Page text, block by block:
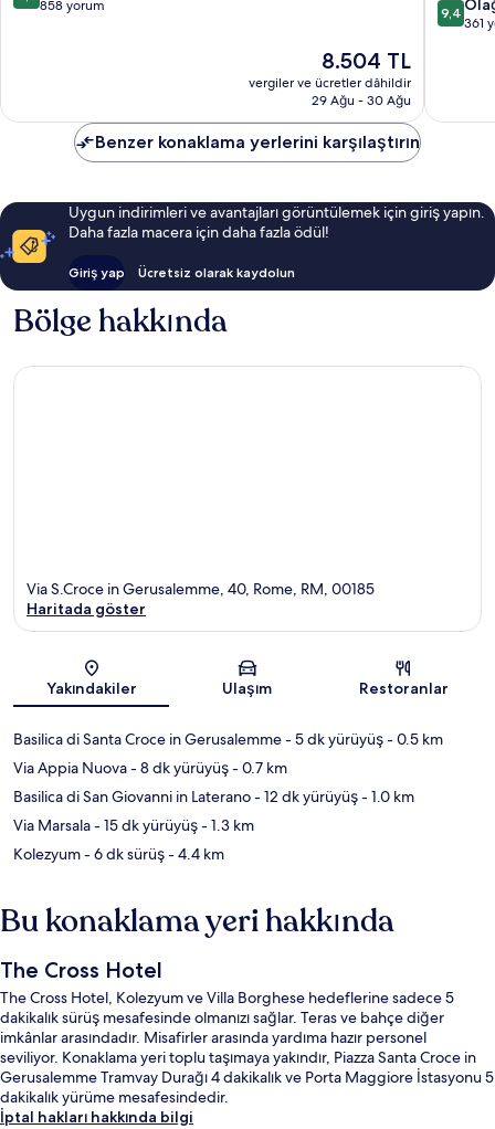
üzerinden
858 yorum
Güncel
fiyat:
8.504 TL
8.504 TL
vergiler ve ücretler dâhildir
29 Ağu - 30 Ağu
9,4
361
Benzer konaklama yerlerini karşılaştırın
Uygun indirimleri ve avantajları görüntülemek için giriş yapın.
Daha fazla macera için daha fazla ödül!
Giriş yap Ücretsiz olarak kaydolun
Bölge hakkında
Harita
Via S.Croce in Gerusalemme, 40, Rome, RM, 00185
Haritada göster
Yakındakiler Ulaşım Restoranlar
Basilica di Santa Croce in Gerusalemme- 5 dk yürüyüş- 0.5 km
Via Appia Nuova- 8 dk yürüyüş- 0.7 km
Basilica di San Giovanni in Laterano- 12 dk yürüyüş- 1.0 km
Via Marsala- 15 dk yürüyüş- 1.3 km
Kolezyum- 6 dk sürüş- 4.4 km
Bu konaklama yeri hakkında
The Cross Hotel
The Cross Hotel, Kolezyum ve Villa Borghese hedeflerine sadece 5
dakikalık sürüş mesafesinde olmanızı sağlar. Teras ve bahçe diğer
imkânlar arasındadır. Misafirler arasında yardıma hazır personel
seviliyor. Konaklama yeri toplu taşımaya yakındır, Piazza Santa Croce in
Gerusalemme Tramvay Durağı 4 dakikalık ve Porta Maggiore İstasyonu 5
dakikalık yürüme mesafesindedir.
İptal hakları hakkında bilgi